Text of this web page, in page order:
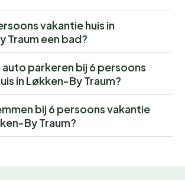
vakantie huis in
Traum een bad?
auto parkeren bij 6 persoons
in Løkken-By Traum?
bij 6 persoons vakantie
By Traum?